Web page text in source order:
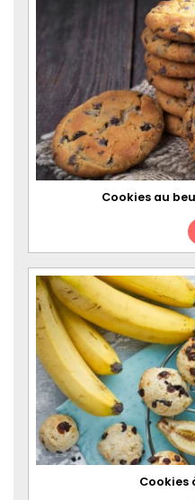
Cookies au
Cookies